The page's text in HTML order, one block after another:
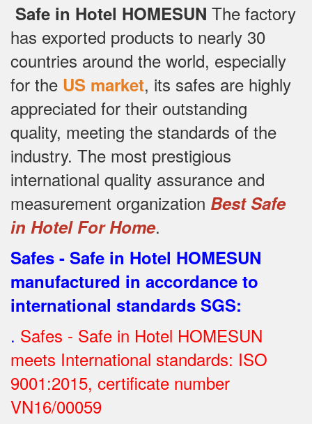
Safe in Hotel HOMESUN The factory
has exported products to nearly 30
countries around the world, especially
for the US market, its safes are highly
appreciated for their outstanding
quality, meeting the standards of the
industry. The most prestigious
international quality assurance and
measurement organization Best Safe
in Hotel For Home.
Safes - Safe in Hotel HOMESUN
manufactured in accordance to
international standards SGS:
. Safes - Safe in Hotel HOMESUN
meets International standards: ISO
9001:2015, certificate number
VN16/00059